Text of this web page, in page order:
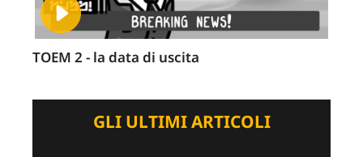
TOEM 2 - la data di uscita
GLI ULTIMI ARTICOLI